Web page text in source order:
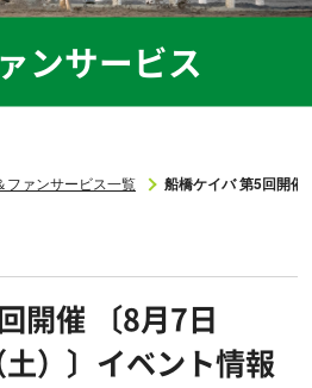
ンサービス
ファンサービス一覧 船橋ケイバ 第5回開催
開催 〔8月7日
土）〕イベント情報